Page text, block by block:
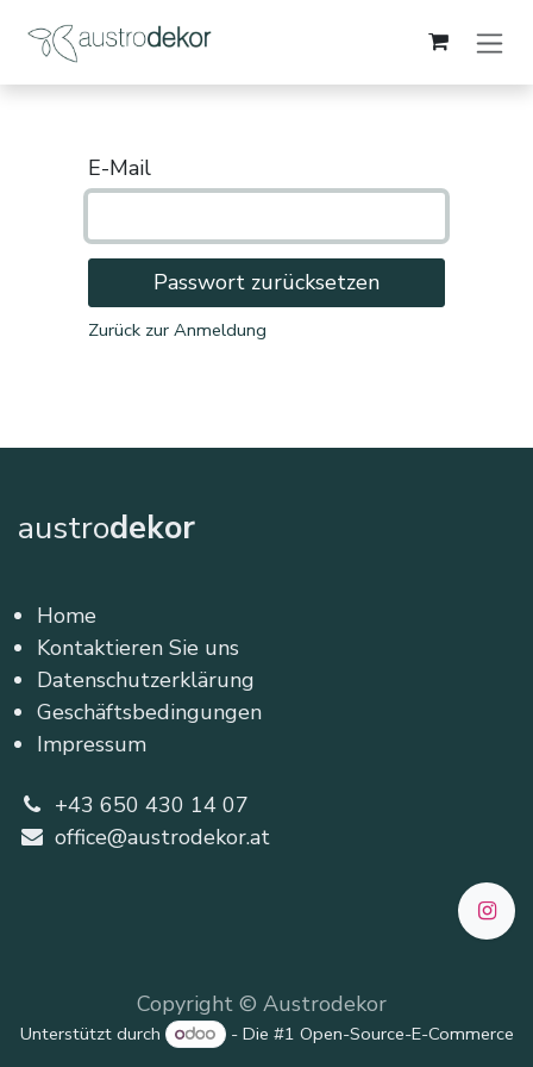
E-Mail
Passwort zurücksetzen
Zurück zur Anmeldung
austrodekor
Home
Kontaktieren Sie uns
Datenschutzerklärung
Geschäftsbedingungen
Impressum
+43 650 430 14 07
office@austrodekor.at
Copyright © Austrodekor
Unterstützt durch - Die #1 Open-Source-E-Commerce